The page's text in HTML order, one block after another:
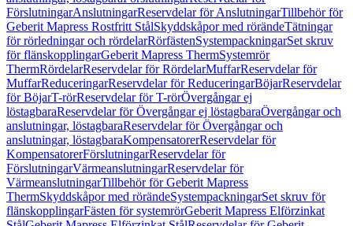
FörslutningarAnslutningarReservdelar för AnslutningarTillbehör för
Geberit Mapress Rostfritt StålSkyddskåpor med rörändeTätningar
för rörledningar och rördelarRörfästenSystempackningarSet skruv
för flänskopplingarGeberit Mapress ThermSystemrör
ThermRördelarReservdelar för RördelarMuffarReservdelar för
MuffarReduceringarReservdelar för ReduceringarBöjarReservdelar
för BöjarT-rörReservdelar för T-rörÖvergångar ej
löstagbaraReservdelar för Övergångar ej löstagbaraÖvergångar och
anslutningar, löstagbaraReservdelar för Övergångar och
anslutningar, löstagbaraKompensatorerReservdelar för
KompensatorerFörslutningarReservdelar för
FörslutningarVärmeanslutningarReservdelar för
VärmeanslutningarTillbehör för Geberit Mapress
ThermSkyddskåpor med rörändeSystempackningarSet skruv för
flänskopplingarFästen för systemrörGeberit Mapress Elförzinkat